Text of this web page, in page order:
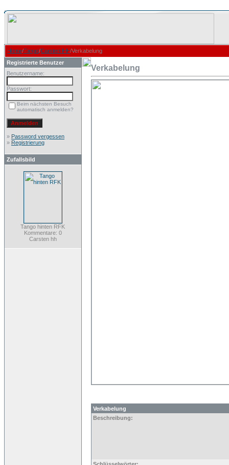
Home/Tango/Carsten HH/Verkabelung
Registrierte Benutzer
Benutzername:
Passwort:
Beim nächsten Besuch
automatisch anmelden?
» Password vergessen
» Registrierung
Zufallsbild
Tango hinten RFK
Kommentare: 0
Carsten hh
Verkabelung
Verkabelung
Beschreibung: